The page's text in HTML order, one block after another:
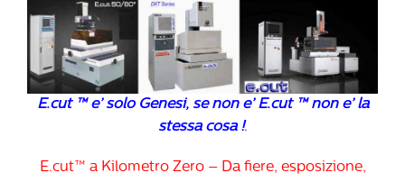
E.cut ™ e’ solo Genesi, se non e’ E.cut ™ non e’ la
stessa cosa !.
E.cut™ a Kilometro Zero – Da fiere, esposizione,